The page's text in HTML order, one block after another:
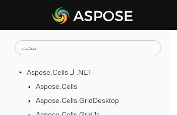
Aspose.Cells لـ .NET
Aspose.Cells
Aspose.Cells.GridDesktop